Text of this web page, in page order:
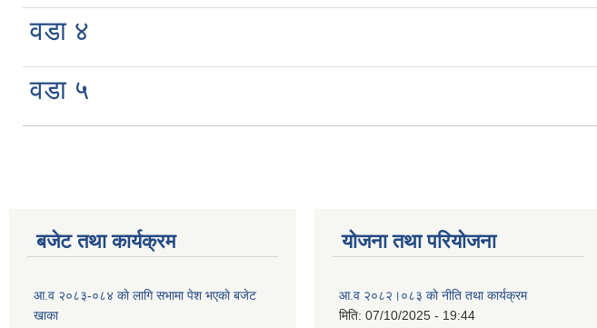
वडा ४
वडा ५
बजेट तथा कार्यक्रम
आ.व २०८३-०८४ काे लागि सभामा पेश भएकाे बजेट
खाका
योजना तथा परियोजना
आ.व २०८२।०८३ काे नीति तथा कार्यक्रम
मिति: 07/10/2025 - 19:44